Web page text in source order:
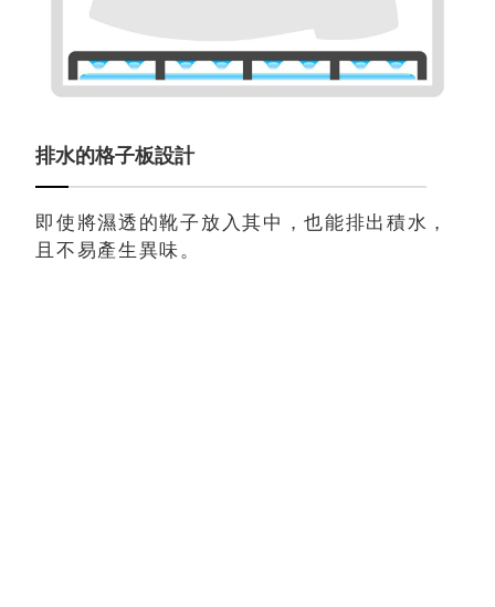
排水的格子板設計
即使將濕透的靴子放入其中，也能排出積水，
且不易產生異味。